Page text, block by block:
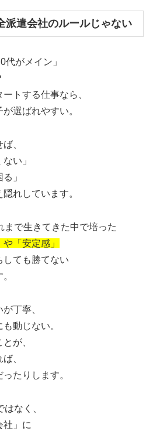
派遣会社のルールじゃない
代がメイン」
トする仕事なら、
選ばれやすい。
、
い」
」
れしています。
まで生きてきた中で培った
「安定感」
しても勝てない
丁寧、
動じない。
が、
、
たりします。
なく、
社」に